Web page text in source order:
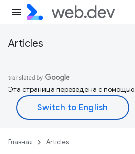
Articles
Эта страница переведена с помощью
Главная Articles